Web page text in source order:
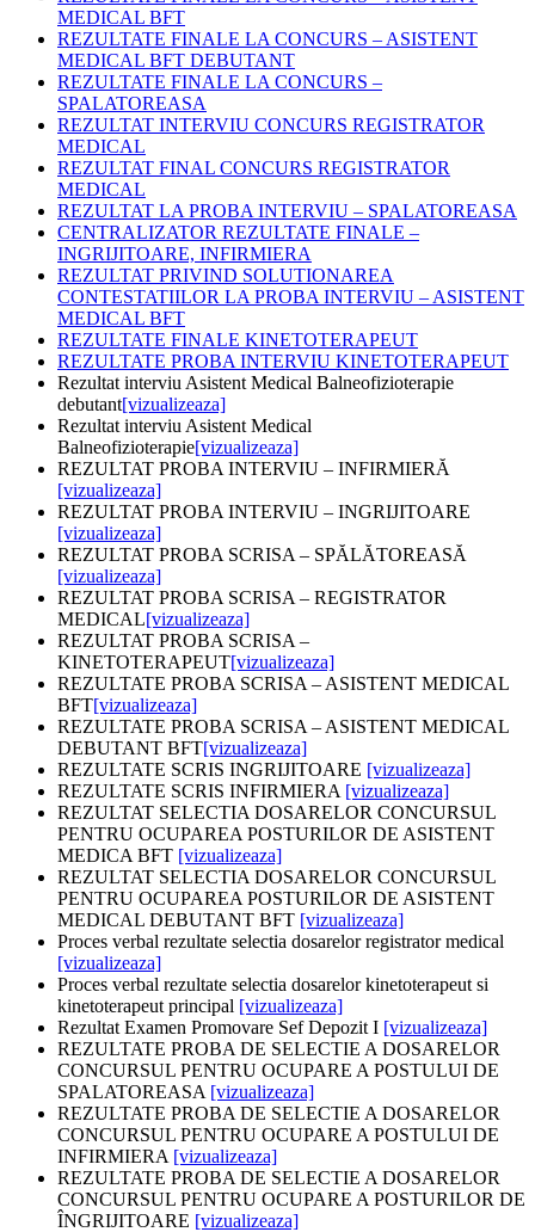
MEDICAL BFT
REZULTATE FINALE LA CONCURS – ASISTENT
MEDICAL BFT DEBUTANT
REZULTATE FINALE LA CONCURS –
SPALATOREASA
REZULTAT INTERVIU CONCURS REGISTRATOR
MEDICAL
REZULTAT FINAL CONCURS REGISTRATOR
MEDICAL
REZULTAT LA PROBA INTERVIU – SPALATOREASA
CENTRALIZATOR REZULTATE FINALE –
INGRIJITOARE, INFIRMIERA
REZULTAT PRIVIND SOLUTIONAREA
CONTESTATIILOR LA PROBA INTERVIU – ASISTENT
MEDICAL BFT
REZULTATE FINALE KINETOTERAPEUT
REZULTATE PROBA INTERVIU KINETOTERAPEUT
Rezultat interviu Asistent Medical Balneofizioterapie
debutant[vizualizeaza]
Rezultat interviu Asistent Medical
Balneofizioterapie[vizualizeaza]
REZULTAT PROBA INTERVIU – INFIRMIERĂ
[vizualizeaza]
REZULTAT PROBA INTERVIU – INGRIJITOARE
[vizualizeaza]
REZULTAT PROBA SCRISA – SPĂLĂTOREASĂ
[vizualizeaza]
REZULTAT PROBA SCRISA – REGISTRATOR
MEDICAL[vizualizeaza]
REZULTAT PROBA SCRISA –
KINETOTERAPEUT[vizualizeaza]
REZULTATE PROBA SCRISA – ASISTENT MEDICAL
BFT[vizualizeaza]
REZULTATE PROBA SCRISA – ASISTENT MEDICAL
DEBUTANT BFT[vizualizeaza]
REZULTATE SCRIS INGRIJITOARE [vizualizeaza]
REZULTATE SCRIS INFIRMIERA [vizualizeaza]
REZULTAT SELECTIA DOSARELOR CONCURSUL
PENTRU OCUPAREA POSTURILOR DE ASISTENT
MEDICA BFT [vizualizeaza]
REZULTAT SELECTIA DOSARELOR CONCURSUL
PENTRU OCUPAREA POSTURILOR DE ASISTENT
MEDICAL DEBUTANT BFT [vizualizeaza]
Proces verbal rezultate selectia dosarelor registrator medical
[vizualizeaza]
Proces verbal rezultate selectia dosarelor kinetoterapeut si
kinetoterapeut principal [vizualizeaza]
Rezultat Examen Promovare Sef Depozit I [vizualizeaza]
REZULTATE PROBA DE SELECTIE A DOSARELOR
CONCURSUL PENTRU OCUPARE A POSTULUI DE
SPALATOREASA [vizualizeaza]
REZULTATE PROBA DE SELECTIE A DOSARELOR
CONCURSUL PENTRU OCUPARE A POSTULUI DE
INFIRMIERA [vizualizeaza]
REZULTATE PROBA DE SELECTIE A DOSARELOR
CONCURSUL PENTRU OCUPARE A POSTURILOR DE
ÎNGRIJITOARE [vizualizeaza]